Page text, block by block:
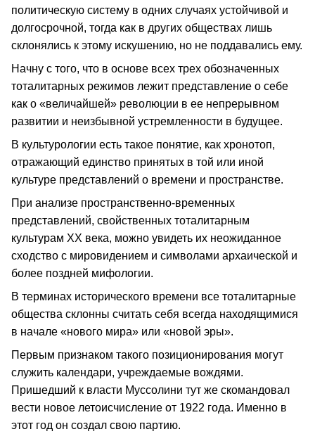
политическую систему в одних случаях устойчивой и
долгосрочной, тогда как в других обществах лишь
склонялись к этому искушению, но не поддавались ему.
Начну с того, что в основе всех трех обозначенных
тоталитарных режимов лежит представление о себе
как о «величайшей» революции в ее непрерывном
развитии и неизбывной устремленности в будущее.
В культурологии есть такое понятие, как хронотоп,
отражающий единство принятых в той или иной
культуре представлений о времени и пространстве.
При анализе пространственно-временных
представлений, свойственных тоталитарным
культурам ХХ века, можно увидеть их неожиданное
сходство с мировидением и символами архаической и
более поздней мифологии.
В терминах исторического времени все тоталитарные
общества склонны считать себя всегда находящимися
в начале «нового мира» или «новой эры».
Первым признаком такого позиционирования могут
служить календари, учреждаемые вождями.
Пришедший к власти Муссолини тут же скомандовал
вести новое летоисчисление от 1922 года. Именно в
этот год он создал свою партию.